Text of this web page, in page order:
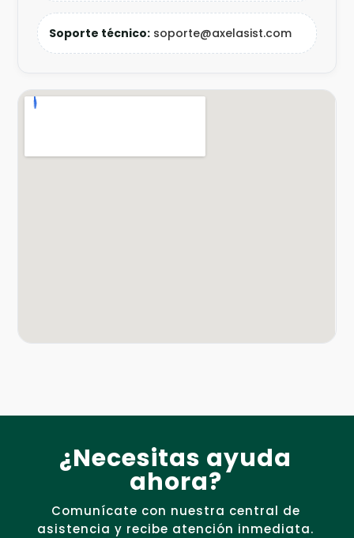
Soporte técnico: soporte@axelasist.com
¿Necesitas ayuda
ahora?
Comunícate con nuestra central de
asistencia y recibe atención inmediata.